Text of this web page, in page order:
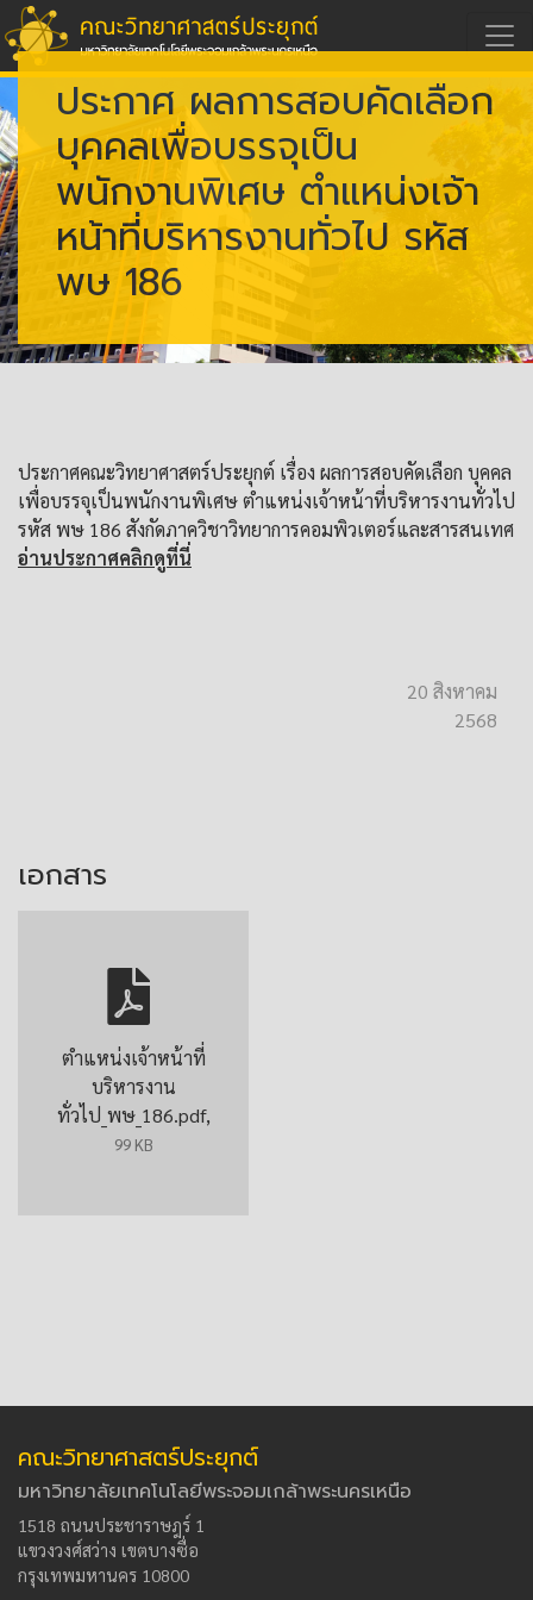
ประกาศ ผลการสอบคัดเลือก
บุคคลเพื่อบรรจุเป็น
พนักงานพิเศษ ตำแหน่งเจ้า
หน้าที่บริหารงานทั่วไป รหัส
พษ 186
ประกาศคณะวิทยาศาสตร์ประยุกต์ เรื่อง ผลการสอบคัดเลือก บุคคล
เพื่อบรรจุเป็นพนักงานพิเศษ ตำแหน่งเจ้าหน้าที่บริหารงานทั่วไป
รหัส พษ 186 สังกัดภาควิชาวิทยาการคอมพิวเตอร์และสารสนเทศ
อ่านประกาศคลิกดูที่นี่
20 สิงหาคม
2568
เอกสาร
ตำแหน่งเจ้าหน้าที่
บริหารงาน
ทั่วไป_พษ_186.pdf,
99 KB
คณะวิทยาศาสตร์ประยุกต์
มหาวิทยาลัยเทคโนโลยีพระจอมเกล้าพระนครเหนือ
1518 ถนนประชาราษฎร์ 1
แขวงวงศ์สว่าง เขตบางซื่อ
กรุงเทพมหานคร 10800